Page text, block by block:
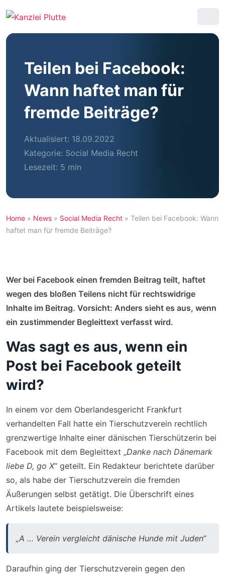
Teilen bei Facebook:
Wann haftet man für
fremde Beiträge?
Aktualisiert: 18.09.2022
Kategorie: Social Media Recht
Lesezeit: 5 min
Home » News » Social Media Recht » Teilen bei Facebook: Wann
haftet man für fremde Beiträge?
Wer bei Facebook einen fremden Beitrag teilt, haftet
wegen des bloßen Teilens nicht für rechtswidrige
Inhalte im Beitrag. Vorsicht: Anders sieht es aus, wenn
ein zustimmender Begleittext verfasst wird.
Was sagt es aus, wenn ein
Post bei Facebook geteilt
wird?
In einem vor dem Oberlandesgericht Frankfurt
verhandelten Fall hatte ein Tierschutzverein rechtlich
grenzwertige Inhalte einer dänischen Tierschützerin bei
Facebook mit dem Begleittext „Danke nach Dänemark
liebe D, go X“ geteilt. Ein Redakteur berichtete darüber
so, als habe der Tierschutzverein die fremden
Äußerungen selbst getätigt. Die Überschrift eines
Artikels lautete beispielsweise:
„A … Verein vergleicht dänische Hunde mit Juden“
Daraufhin ging der Tierschutzverein gegen den